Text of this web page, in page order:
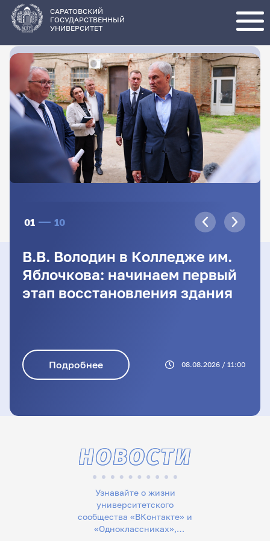
основному
содержанию
САРАТОВСКИЙ
ГОСУДАРСТВЕННЫЙ
УНИВЕРСИТЕТ
01 10
В.В. Володин в Колледже им.
Яблочкова: начинаем первый
этап восстановления здания
Подробнее 08.08.2026 / 11:00
Узнавайте о жизни
университетского
сообщества «ВКонтакте» и
«Одноклассниках»,
НОВОСТИ